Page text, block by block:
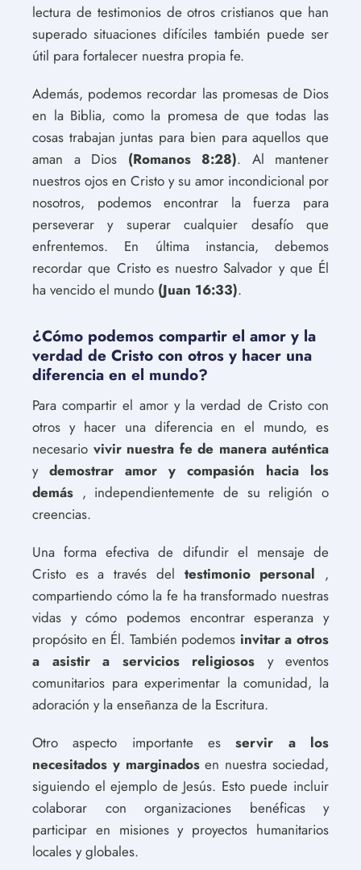
lectura de testimonios de otros cristianos que han
superado situaciones difíciles también puede ser
útil para fortalecer nuestra propia fe.
Además, podemos recordar las promesas de Dios
en la Biblia, como la promesa de que todas las
cosas trabajan juntas para bien para aquellos que
aman a Dios (Romanos 8:28). Al mantener
nuestros ojos en Cristo y su amor incondicional por
nosotros, podemos encontrar la fuerza para
perseverar y superar cualquier desafío que
enfrentemos. En última instancia, debemos
recordar que Cristo es nuestro Salvador y que Él
ha vencido el mundo (Juan 16:33).
¿Cómo podemos compartir el amor y la
verdad de Cristo con otros y hacer una
diferencia en el mundo?
Para compartir el amor y la verdad de Cristo con
otros y hacer una diferencia en el mundo, es
necesario vivir nuestra fe de manera auténtica
y demostrar amor y compasión hacia los
demás , independientemente de su religión o
creencias.
Una forma efectiva de difundir el mensaje de
Cristo es a través del testimonio personal ,
compartiendo cómo la fe ha transformado nuestras
vidas y cómo podemos encontrar esperanza y
propósito en Él. También podemos invitar a otros
a asistir a servicios religiosos y eventos
comunitarios para experimentar la comunidad, la
adoración y la enseñanza de la Escritura.
Otro aspecto importante esservir a los
necesitados y marginadosen nuestra sociedad,
siguiendo el ejemplo de Jesús. Esto puede incluir
colaborar con organizaciones benéficas y
participar en misiones y proyectos humanitarios
locales y globales.